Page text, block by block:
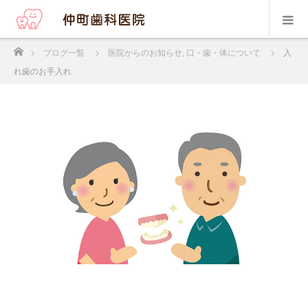
ブログ一覧 医院からのお知らせ, 口・歯・体について
入
れ歯のお手入れ